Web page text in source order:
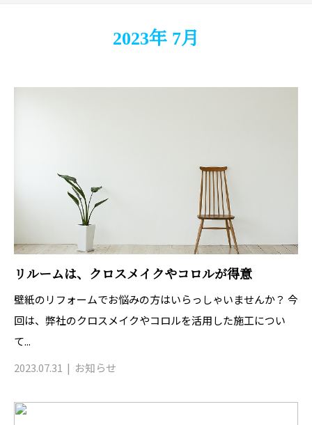
2023年 7月
リルームは、クロスメイクやコロルが得意
壁紙のリフォームでお悩みの方はいらっしゃいませんか？ 今
回は、弊社のクロスメイクやコロルを活用した施工につい
て...
2023.07.31
お知らせ